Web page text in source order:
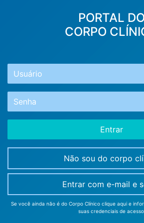
PORTAL DO
CORPO
Entrar
Não sou do corpo
Entrar com e-mail e
Se você ainda não é do Corpo Clínico clique aqui e
suas credenciais de